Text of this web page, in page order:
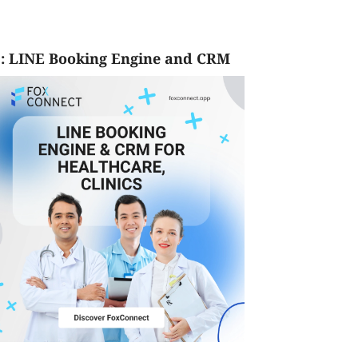
LINE Booking Engine and CRM